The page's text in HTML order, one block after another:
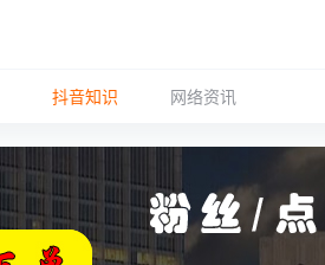
抖音知识 网络资讯